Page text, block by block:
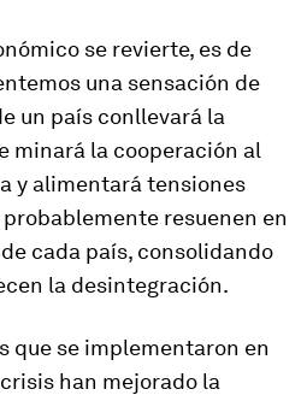
se revierte, es de
una sensación de
un país conllevará la
minará la cooperación al
y alimentará tensiones
resuenen en
cada país, consolidando
la desintegración.
que se implementaron en
han mejorado la